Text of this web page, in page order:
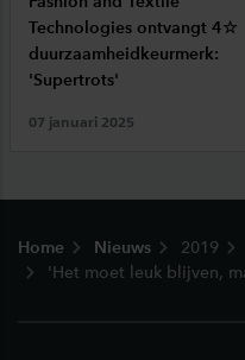
Technologies ontvangt 4☆
duurzaamheidkeurmerk:
'Supertrots'
07 januari 2025
Home Nieuws 2019
'Het moet leuk blijven,